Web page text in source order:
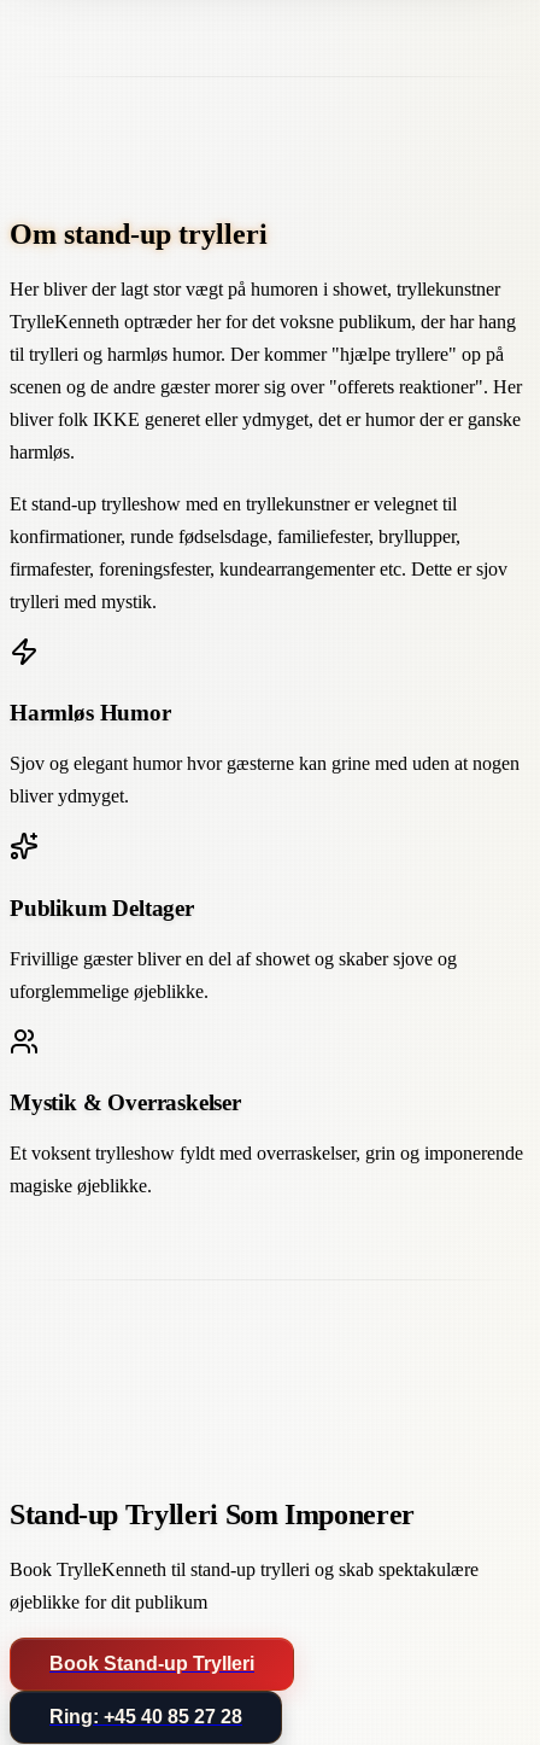
Om stand-up trylleri
Her bliver der lagt stor vægt på humoren i showet, tryllekunstner
TrylleKenneth optræder her for det voksne publikum, der har hang
til trylleri og harmløs humor. Der kommer "hjælpe tryllere" op på
scenen og de andre gæster morer sig over "offerets reaktioner". Her
bliver folk IKKE generet eller ydmyget, det er humor der er ganske
harmløs.
Et stand-up trylleshow med en tryllekunstner er velegnet til
konfirmationer, runde fødselsdage, familiefester, bryllupper,
firmafester, foreningsfester, kundearrangementer etc. Dette er sjov
trylleri med mystik.
Harmløs Humor
Sjov og elegant humor hvor gæsterne kan grine med uden at nogen
bliver ydmyget.
Publikum Deltager
Frivillige gæster bliver en del af showet og skaber sjove og
uforglemmelige øjeblikke.
Mystik & Overraskelser
Et voksent trylleshow fyldt med overraskelser, grin og imponerende
magiske øjeblikke.
Stand-up Trylleri Som Imponerer
Book TrylleKenneth til stand-up trylleri og skab spektakulære
øjeblikke for dit publikum
Book Stand-up Trylleri
Ring: +45 40 85 27 28